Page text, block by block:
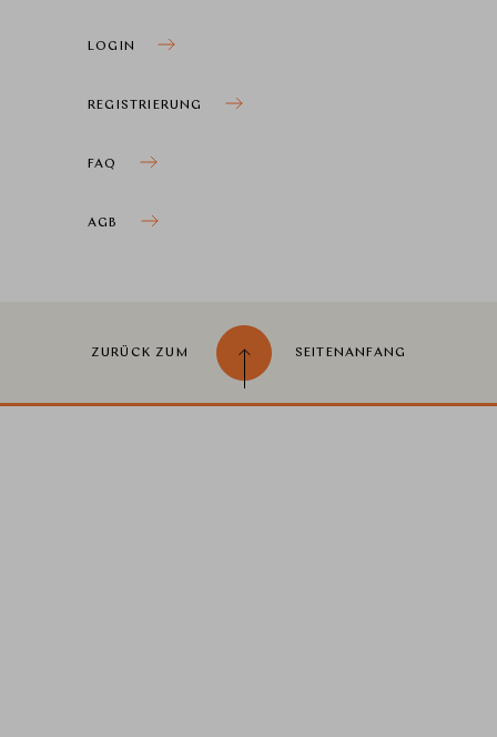
LOGIN
REGISTRIERUNG
FAQ
AGB
ZURÜCK ZUM SEITENANFANG